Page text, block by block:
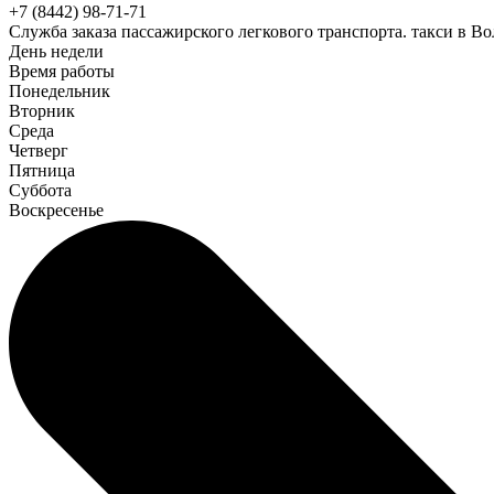
+7 (8442) 98-71-71
Служба заказа пассажирского легкового транспорта. такси в
День недели
Время работы
Понедельник
Вторник
Среда
Четверг
Пятница
Суббота
Воскресенье